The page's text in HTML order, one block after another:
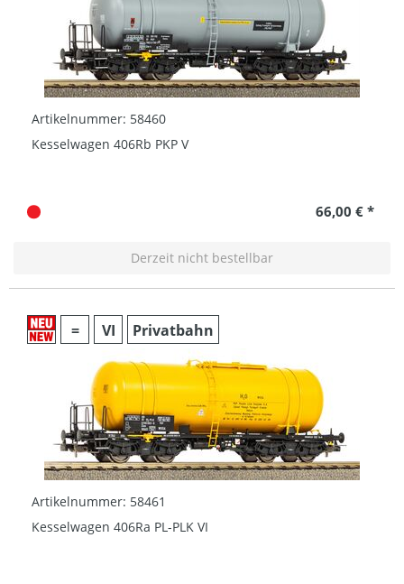
Artikelnummer: 58460
Kesselwagen 406Rb PKP V
66,00 € *
Derzeit nicht bestellbar
= VI Privatbahn
Artikelnummer: 58461
Kesselwagen 406Ra PL-PLK VI